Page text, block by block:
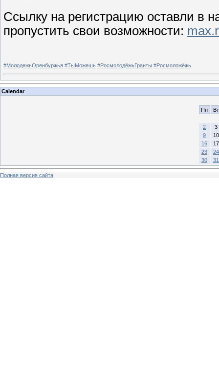
Ссылку на регистрацию оставли в
пропустить свои возможности:
#МолодежьОренбуржья #ТыМожешь #РосмолодёжьГранты #Росмоложёжь
Calendar
Пн Вт
2
3
9
10
16
17
23
24
30
31
Полная версия сайта